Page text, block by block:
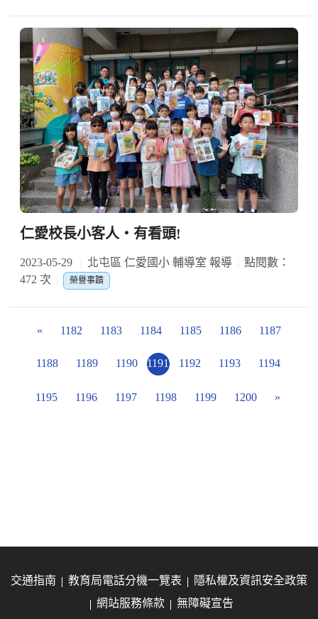
仁愛校長小客人‧有看頭!
2023-05-29 北屯區 仁愛國小 輔導室 報導
點閱數：
472 次
榮譽事蹟
« 1182 1183 1184 1185 1186 1187
1188 1189 1190 1191 1192 1193 1194
1195 1196 1197 1198 1199 1200 »
交通指南 教育局電話分機一覽表
隱私權及資訊安全政策
網站服務條款
無障礙宣告